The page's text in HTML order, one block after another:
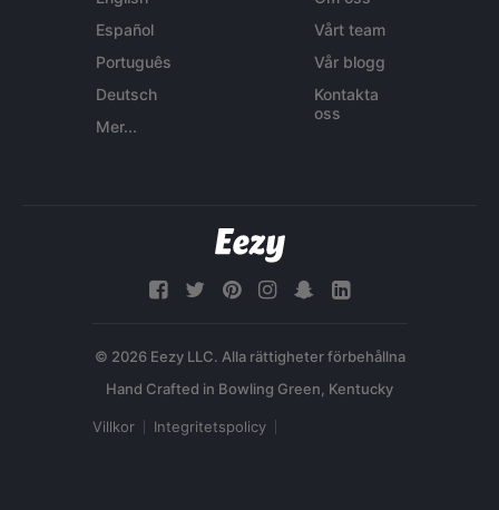
Español
Português
Deutsch
Mer...
Vårt team
Vår blogg
Kontakta
oss
© 2026 Eezy LLC. Alla rättigheter förbehållna
Villkor Integritetspolicy